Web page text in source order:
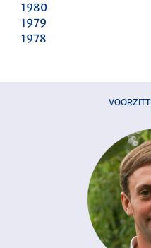
1980
1979
1978